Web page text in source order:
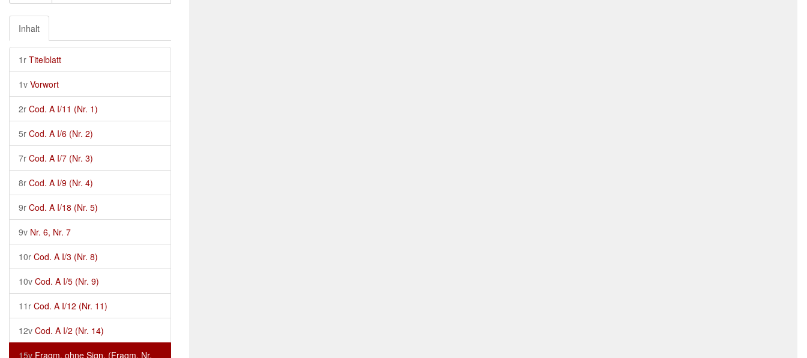
Inhalt
1r Titelblatt
1v Vorwort
2r Cod. A I/11 (Nr. 1)
5r Cod. A I/6 (Nr. 2)
7r Cod. A I/7 (Nr. 3)
8r Cod. A I/9 (Nr. 4)
9r Cod. A I/18 (Nr. 5)
9v Nr. 6, Nr. 7
10r Cod. A I/3 (Nr. 8)
10v Cod. A I/5 (Nr. 9)
11r Cod. A I/12 (Nr. 11)
12v Cod. A I/2 (Nr. 14)
15v Fragm. ohne Sign. (Fragm. Nr.